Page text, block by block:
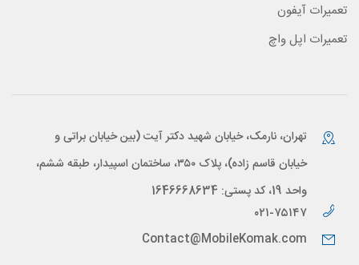
تعمیرات آیفون
تعمیرات اپل واچ
تهران، نارمک، خیابان شهید دکتر آیت (بین خیابان براتی و
خیابان قاسم زاده)، پلاک ۳۵۰، ساختمان اسپیدار، طبقه ششم،
واحد 19، کد پستی: 1646668634
۰۲۱-۷۵۱۴۷
Contact@MobileKomak.com